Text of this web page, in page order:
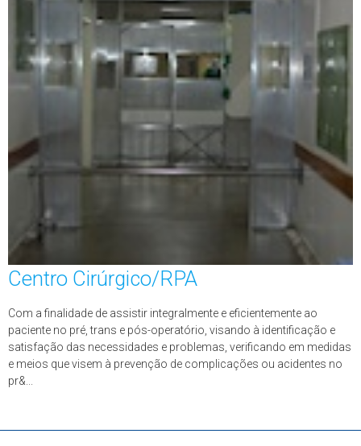
Centro Cirúrgico/RPA
Com a finalidade de assistir integralmente e eficientemente ao
paciente no pré, trans e pós-operatório, visando à identificação e
satisfação das necessidades e problemas, verificando em medidas
e meios que visem à prevenção de complicações ou acidentes no
pr&...